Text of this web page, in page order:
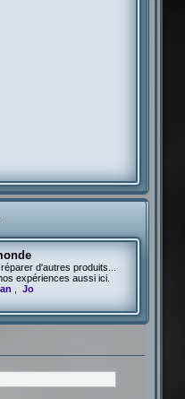
d'autres produits...
expériences aussi ici.
, Jo